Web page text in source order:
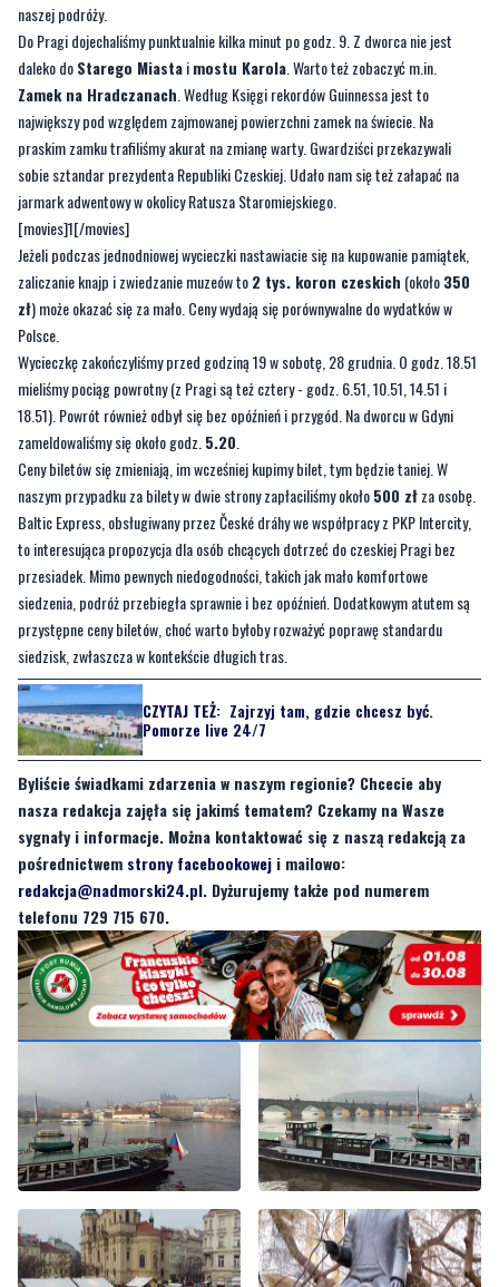
naszej podróży.
Do Pragi dojechaliśmy punktualnie kilka minut po godz. 9. Z dworca nie jest
daleko doStarego Miastaimostu Karola . Warto też zobaczyć m.in.
Zamek na Hradczanach . Według Księgi rekordów Guinnessa jest to
największy pod względem zajmowanej powierzchni zamek na świecie. Na
praskim zamku trafiliśmy akurat na zmianę warty. Gwardziści przekazywali
sobie sztandar prezydenta Republiki Czeskiej. Udało nam się też załapać na
jarmark adwentowy w okolicy Ratusza Staromiejskiego.
[movies]1[/movies]
Jeżeli podczas jednodniowej wycieczki nastawiacie się na kupowanie pamiątek,
zaliczanie knajp i zwiedzanie muzeów to2 tys. koron czeskich (około350
zł) może okazać się za mało. Ceny wydają się porównywalne do wydatków w
Polsce.
Wycieczkę zakończyliśmy przed godziną 19 w sobotę, 28 grudnia. O godz. 18.51
mieliśmy pociąg powrotny (z Pragi są też cztery - godz. 6.51, 10.51, 14.51 i
18.51). Powrót również odbył się bez opóźnień i przygód. Na dworcu w Gdyni
zameldowaliśmy się około godz. 5.20
Ceny biletów się zmieniają, im wcześniej kupimy bilet, tym będzie taniej. W
naszym przypadku za bilety w dwie strony zapłaciliśmy około500 złza osobę.
Baltic Express, obsługiwany przez České dráhy we współpracy z PKP Intercity,
to interesująca propozycja dla osób chcących dotrzeć do czeskiej Pragi bez
przesiadek. Mimo pewnych niedogodności, takich jak mało komfortowe
siedzenia, podróż przebiegła sprawnie i bez opóźnień. Dodatkowym atutem są
przystępne ceny biletów, choć warto byłoby rozważyć poprawę standardu
siedzisk, zwłaszcza w kontekście długich tras.
CZYTAJ TEŻ: Zajrzyj tam, gdzie chcesz być.
Pomorze live 24/7
Byliście świadkami zdarzenia w naszym regionie? Chcecie aby
nasza redakcja zajęła się jakimś tematem? Czekamy na Wasze
sygnały i informacje. Można kontaktować się z naszą redakcją za
pośrednictwem strony facebookowej i mailowo:
redakcja@nadmorski24.pl. Dyżurujemy także pod numerem
telefonu 729 715 670.